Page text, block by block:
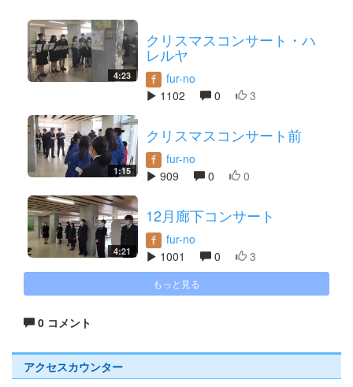
4:23
クリスマスコンサート・ハ
レルヤ
fur-no
1102
0 3
1:15
クリスマスコンサート前
fur-no
909
0 0
4:21
12月廊下コンサート
fur-no
1001
0 3
もっと見る
0 コメント
アクセスカウンター